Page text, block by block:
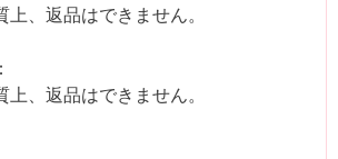
、返品はできません。
、返品はできません。